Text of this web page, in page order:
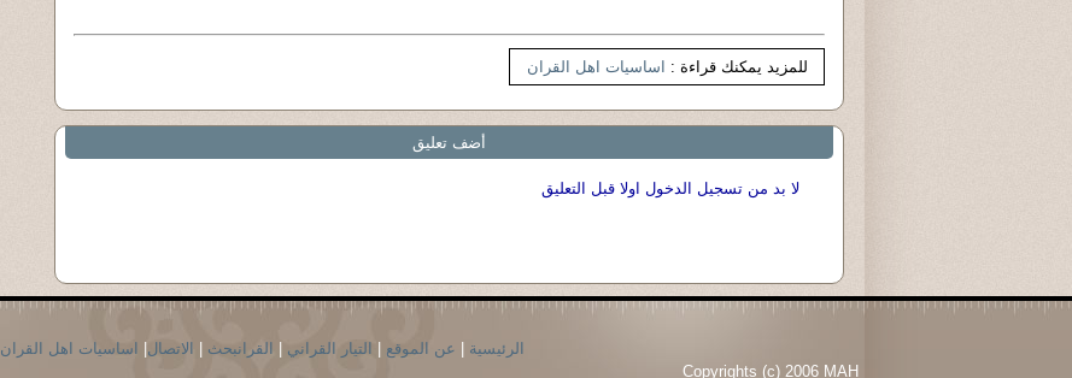
للمزيد يمكنك قراءة : اساسيات اهل القران
أضف تعليق
لا بد من تسجيل الدخول اولا قبل التعليق
الرئيسية | عن الموقع | التيار القراني | القرانبحث | الاتصال| اساسيات اهل القران
Copyrights (c) 2006 MAH